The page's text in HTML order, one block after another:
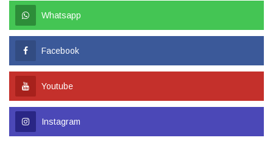
Whatsapp
Facebook
Youtube
Instagram